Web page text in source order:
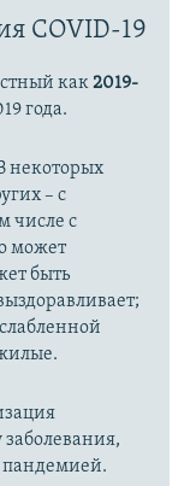
COVID-19
как2019-
года.
некоторых
– с
числе с
может
быть
пандемией.